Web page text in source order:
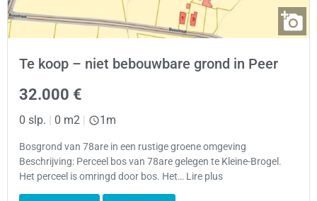
Te koop – niet bebouwbare grond in Peer
32.000 €
0 slp. 0 m2 1m
Bosgrond van 78are in een rustige groene omgeving
Beschrijving: Perceel bos van 78are gelegen te Kleine-Brogel.
Het perceel is omringd door bos. Het… Lire plus